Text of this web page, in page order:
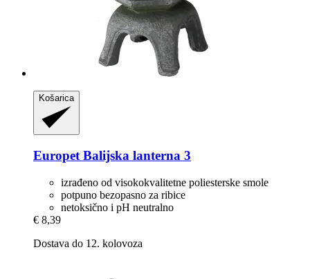
Košarica
Europet Balijska lanterna 3
izrađeno od visokokvalitetne poliesterske smole
potpuno bezopasno za ribice
netoksično i pH neutralno
€ 8,39
Dostava do 12. kolovoza